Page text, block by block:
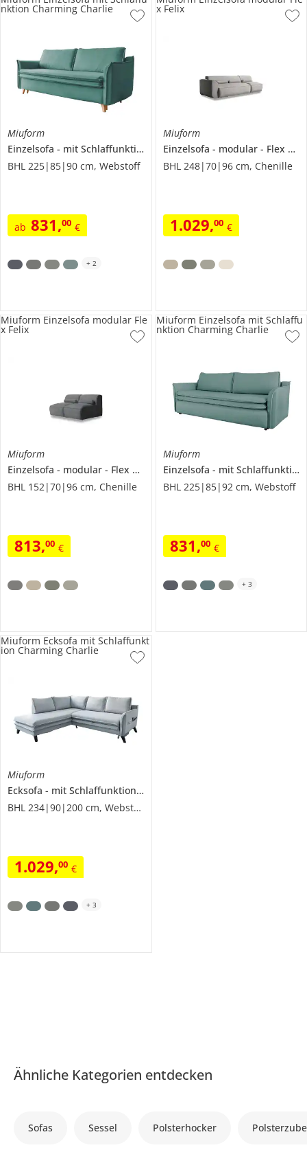
Miuform
Einzelsofa
mit Schlaffunktion
Charming Charlie
BHL 225|85|90 cm, Webstoff
ab 831,00 €
nktion Charming Charlie
+ 2
Miuform
Einzelsofa
modular
Flex Felix
BHL 248|70|96 cm, Chenille
1.029,00 €
x Felix
Miuform
Einzelsofa
modular
Flex Felix
BHL 152|70|96 cm, Chenille
813,00 €
Miuform Einzelsofa modular Fle
x Felix
Miuform
Einzelsofa
mit Schlaffunktion
BHL 225|85|92 cm, Webstoff
831,00 €
Miuform Einzelsofa mit Schlaffu
nktion Charming Charlie
+ 3
Miuform
Ecksofa
mit Schlaffunktion
BHL 234|90|200 cm, Webstoff
1.029,00 €
Miuform Ecksofa mit Schlaffunkt
ion Charming Charlie
+ 3
Ähnliche Kategorien entdecken
Sofas Sessel Polsterhocker